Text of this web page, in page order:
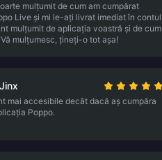
mulțumit de cum am cumpărat
Live și mi le-ați livrat imediat în contul
mulțumit de aplicația voastră și de cum
mulțumesc, țineți-o tot așa!
mai accesibile decât dacă aș cumpăra
Poppo.